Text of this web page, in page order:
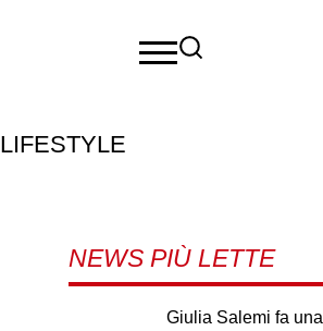
LIFESTYLE
NEWS PIÙ LETTE
Giulia Salemi fa